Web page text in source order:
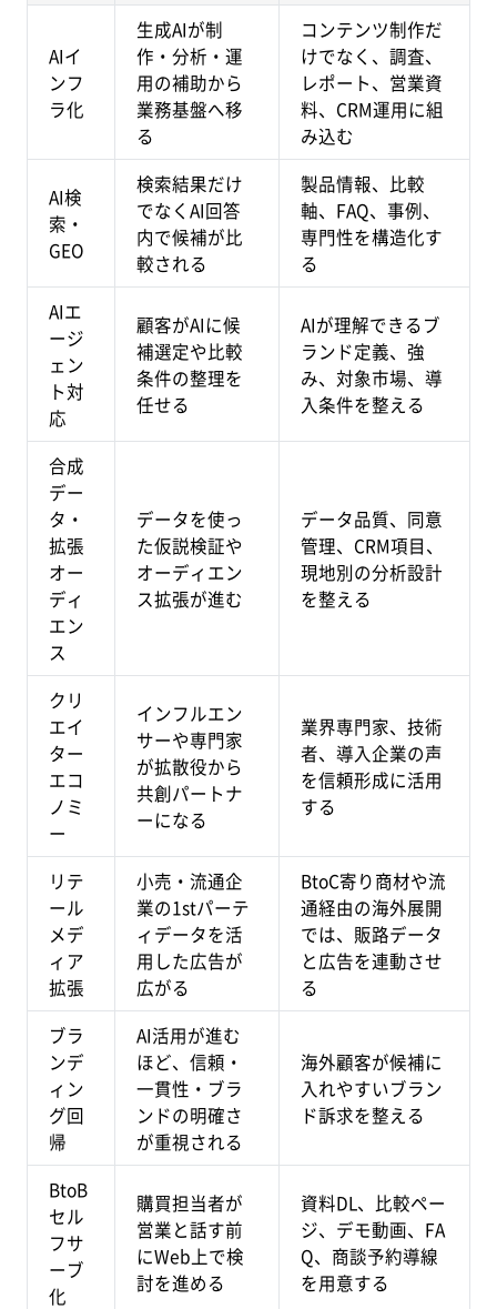
AIイ
ンフ
ラ化
生成AIが制
作・分析・運
用の補助から
業務基盤へ移
る
コンテンツ制作だ
けでなく、調査、
レポート、営業資
料、CRM運用に組
み込む
AI検
索・
GEO
検索結果だけ
でなくAI回答
内で候補が比
較される
製品情報、比較
軸、FAQ、事例、
専門性を構造化す
る
AIエ
ージ
ェン
ト対
応
顧客がAIに候
補選定や比較
条件の整理を
任せる
AIが理解できるブ
ランド定義、強
み、対象市場、導
入条件を整える
合成
デー
タ・
拡張
オー
ディ
エン
ス
データを使っ
た仮説検証や
オーディエン
ス拡張が進む
データ品質、同意
管理、CRM項目、
現地別の分析設計
を整える
クリ
エイ
ター
エコ
ノミ
ー
インフルエン
サーや専門家
が拡散役から
共創パートナ
ーになる
業界専門家、技術
者、導入企業の声
を信頼形成に活用
する
リテ
ール
メデ
ィア
拡張
小売・流通企
業の1stパーテ
ィデータを活
用した広告が
広がる
BtoC寄り商材や流
通経由の海外展開
では、販路データ
と広告を連動させ
る
ブラ
ンデ
ィン
グ回
帰
AI活用が進む
ほど、信頼・
一貫性・ブラ
ンドの明確さ
が重視される
海外顧客が候補に
入れやすいブラン
ド訴求を整える
BtoB
セル
フサ
ーブ
化
購買担当者が
営業と話す前
にWeb上で検
討を進める
資料DL、比較ペー
ジ、デモ動画、FA
Q、商談予約導線
を用意する